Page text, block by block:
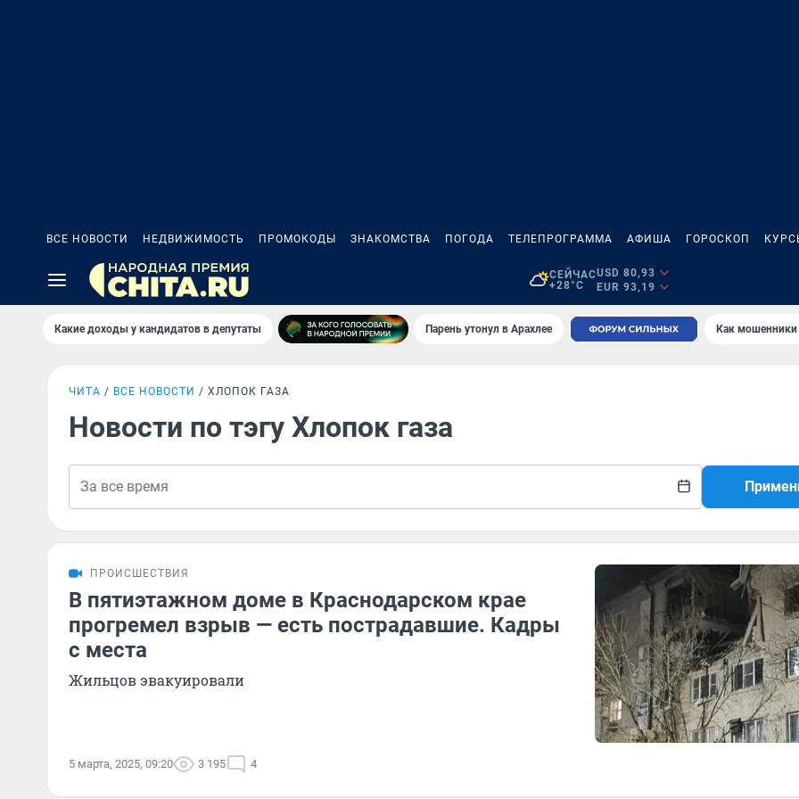
ВСЕ НОВОСТИ НЕДВИЖИМОСТЬ ПРОМОКОДЫ ЗНАКОМСТВА ПОГОДА ТЕЛЕПРОГРАММА АФИША ГОРОСКОП
СЕЙЧАС
+28°C
USD 80,93
EUR 93,19
Какие доходы у кандидатов в депутаты Парень утонул в Арахлее Как
ЧИТА ВСЕ НОВОСТИ ХЛОПОК ГАЗА
Новости по тэгу Хлопок газа
ПРОИСШЕСТВИЯ
В пятиэтажном доме в Краснодарском крае
прогремел взрыв — есть пострадавшие. Кадры
с места
Жильцов эвакуировали
5 марта, 2025, 09:20 3 195 4